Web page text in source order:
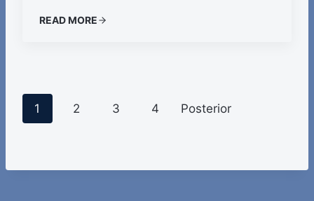
READ MORE
s
1 2 3 4 Posterior